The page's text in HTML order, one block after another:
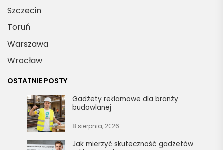
Szczecin
Toruń
Warszawa
Wrocław
OSTATNIE POSTY
Gadżety reklamowe dla branży
budowlanej
8 sierpnia, 2026
Jak mierzyć skuteczność gadżetów